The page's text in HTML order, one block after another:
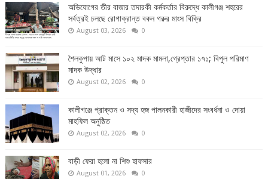
অভিযোগের তীর বাজার তদারকী কর্মকর্তার বিরুদ্ধে কালীগঞ্জ শহরের
সর্বত্রই চলছে রোগাক্রান্ত বকন গরুর মাংস বিক্রি
August 03, 2026 0
শৈলকুপায় আট মাসে ১০২ মাদক মামলা,গ্রেপ্তার ১৭১; বিপুল পরিমাণ
মাদক উদ্ধার
August 02, 2026 0
কালীগঞ্জে প্রাক্তন ও সদ্য হজ পালনকারী হাজীদের সংবর্ধনা ও দোয়া
মাহফিল অনুষ্ঠিত
August 02, 2026 0
বাড়ী ফেরা হলো না শিশু হাফসার
August 01, 2026 0